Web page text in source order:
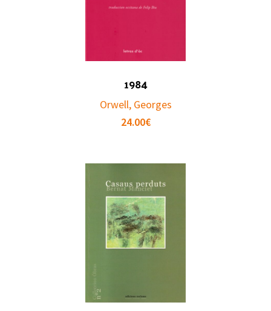
1984
Orwell, Georges
24.00€